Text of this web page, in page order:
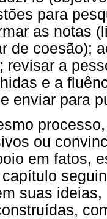
para
as notas
de coesão);
revisar a
e a
enviar para
ou
em fatos,
suas